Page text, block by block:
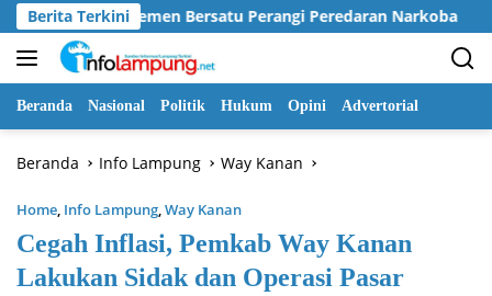
Langsung
ke
konten
Berita Terkini
Elemen Bersatu Perangi Peredaran Narkoba Pemkab
Beranda Nasional Politik Hukum Opini Advertorial
Beranda Info Lampung Way Kanan
Home, Info Lampung,Way Kanan
Cegah Inflasi, Pemkab Way Kanan
Lakukan Sidak dan Operasi Pasar